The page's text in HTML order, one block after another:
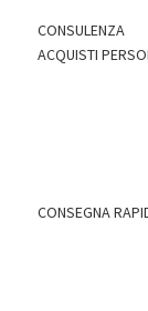
CONSULENZA
ACQUISTI
CONSEGNA